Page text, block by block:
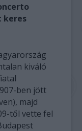
keres
kiváló
ben jött
majd
től vette fel